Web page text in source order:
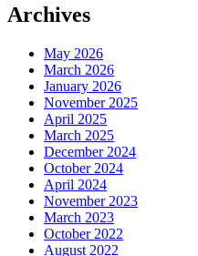
Archives
May 2026
March 2026
January 2026
November 2025
April 2025
March 2025
December 2024
October 2024
April 2024
November 2023
March 2023
October 2022
August 2022